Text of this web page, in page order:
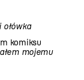
komiksu
mojemu